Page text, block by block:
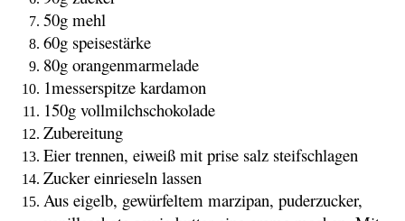
50g mehl
60g speisestärke
80g orangenmarmelade
1messerspitze kardamon
150g vollmilchschokolade
Zubereitung
Eier trennen, eiweiß mit prise salz steifschlagen
Zucker einrieseln lassen
Aus eigelb, gewürfeltem marzipan, puderzucker,